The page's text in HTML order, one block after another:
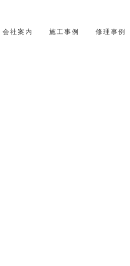
会社案内 施工事例 修理事例